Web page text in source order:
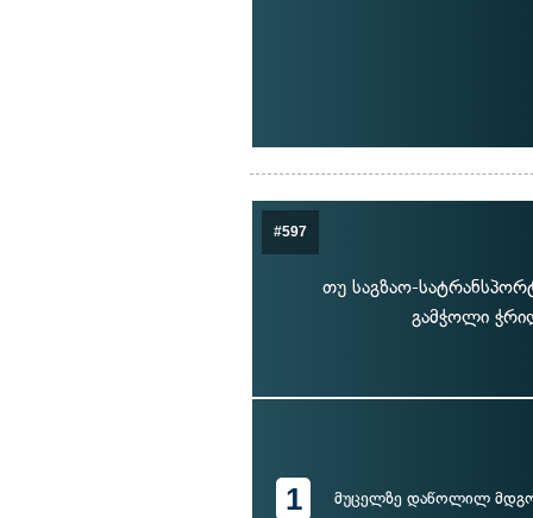
#597
თუ საგზაო-
გამჭოლი
1 მუცელზე დაწოლილ